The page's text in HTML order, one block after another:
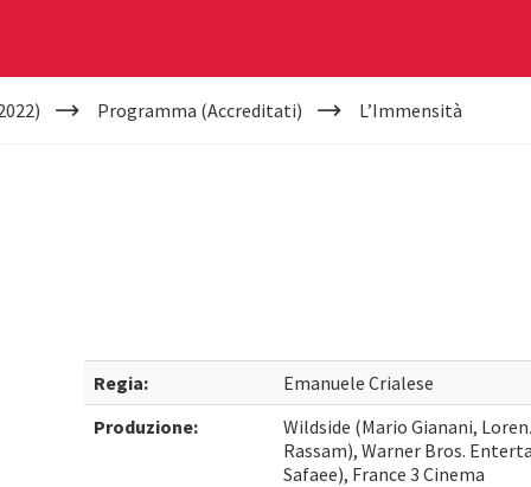
Programma (Accreditati) L’Immensità
Regia:
Emanuele Crialese
Produzione:
Wildside (Mario Gianani,
Rassam), Warner Bros.
Safaee), France 3 Cinema